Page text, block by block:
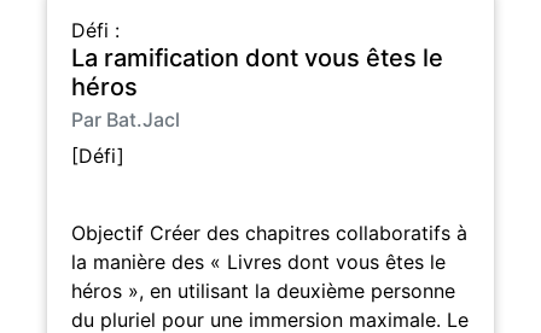
Défi :
La ramification dont vous êtes le
héros
Par Bat.Jacl
[Défi]
Objectif Créer des chapitres collaboratifs à
la manière des « Livres dont vous êtes le
héros », en utilisant la deuxième personne
du pluriel pour une immersion maximale. Le